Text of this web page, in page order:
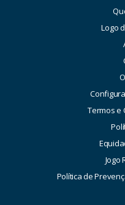
Logo
Termos e
Jogo
Política de